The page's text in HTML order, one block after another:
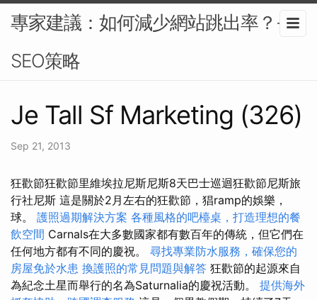
專家建議：如何減少網站跳出率？-
SEO策略
Je Tall Sf Marketing (326)
Sep 21, 2013
狂歡節狂歡節里維埃拉尼斯尼斯8天巴士巡迴狂歡節尼斯旅
行社尼斯 這是關於2月左右的狂歡節，猖ramp的娛樂，
球。 護照過期解決方案 各種風格的吧檯桌，打造理想的餐
飲空間 Carnals在大多數國家都有數百年的傳統，但它們在
任何地方都有不同的慶祝。 尋找專業防水服務，確保您的
房屋免於水患 換護照的常見問題與解答 狂歡節的起源來自
為紀念土星而舉行的名為Saturnalia的慶祝活動。 提供海外